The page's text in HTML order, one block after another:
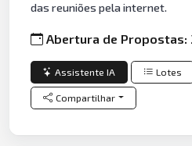
das reuniões pela internet.
Abertura de Propostas:
Assistente IA Lotes
Compartilhar